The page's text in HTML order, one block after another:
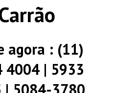
agora : (11)
4004 | 5933